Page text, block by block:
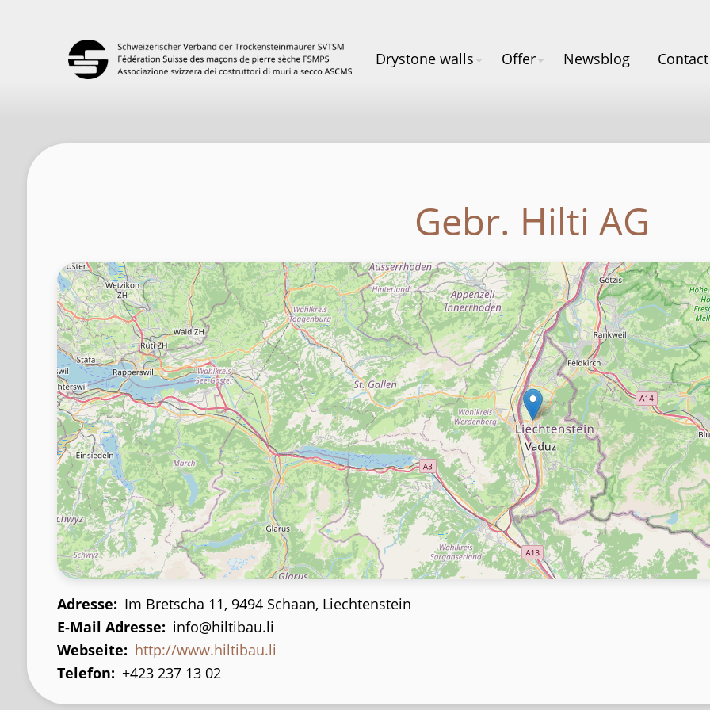
Drystone walls Offer Newsblog Contact
Gebr. Hilti AG
Adresse
Im Bretscha 11, 9494 Schaan, Liechtenstein
E-Mail Adresse
info@hiltibau.li
Webseite
http://www.hiltibau.li
Telefon
+423 237 13 02